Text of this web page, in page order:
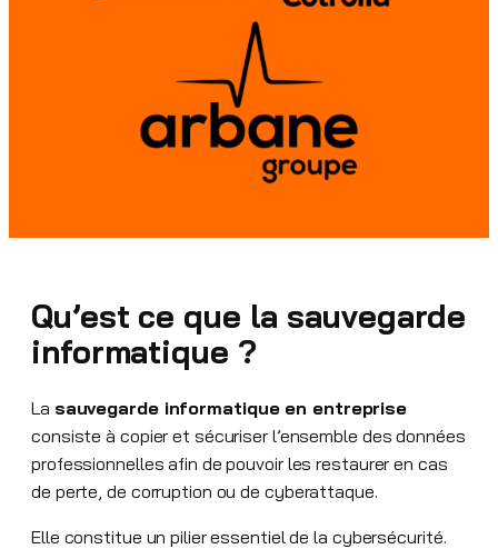
Qu’est ce que la sauvegarde
informatique ?
La sauvegarde informatique en entreprise
consiste à copier et sécuriser l’ensemble des données
professionnelles afin de pouvoir les restaurer en cas
de perte, de corruption ou de cyberattaque.
Elle constitue un pilier essentiel de la cybersécurité.